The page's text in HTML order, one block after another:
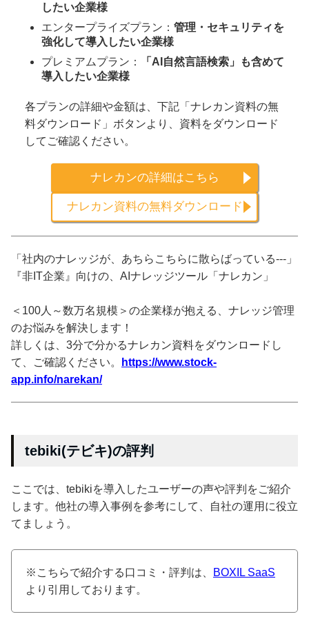
したい企業様
エンタープライズプラン： 管理・セキュリティを
強化して導入したい企業様
プレミアムプラン：
「AI自然言語検索」も含めて
導入したい企業様
各プランの詳細や金額は、下記「ナレカン資料の無
料ダウンロード」ボタンより、資料をダウンロード
してご確認ください。
ナレカンの詳細はこちら
ナレカン資料の無料ダウンロード
「社内のナレッジが、あちらこちらに散らばっている---」
『非IT企業』向けの、AIナレッジツール「ナレカン」
＜100人～数万名規模＞の企業様が抱える、ナレッジ管理
のお悩みを解決します！
詳しくは、3分で分かるナレカン資料をダウンロードし
て、ご確認ください。
https://www.stock-
app.info/narekan/
tebiki(テビキ)の評判
ここでは、tebikiを導入したユーザーの声や評判をご紹介
します。他社の導入事例を参考にして、自社の運用に役立
てましょう。
※こちらで紹介する口コミ・評判は、
BOXIL SaaS
より引用しております。